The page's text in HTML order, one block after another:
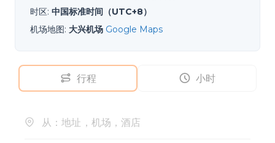
时区: 中国标准时间（UTC+8）
机场地图: 大兴机场 Google Maps